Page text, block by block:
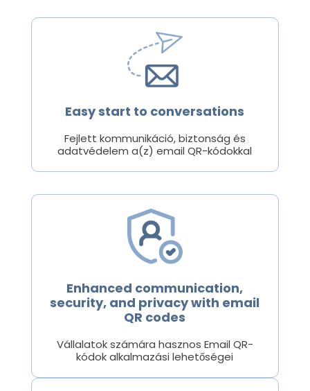
Easy start to conversations
Fejlett kommunikáció, biztonság és
adatvédelem a(z) email QR-kódokkal
Enhanced communication,
security, and privacy with email
QR codes
Vállalatok számára hasznos Email QR-
kódok alkalmazási lehetőségei